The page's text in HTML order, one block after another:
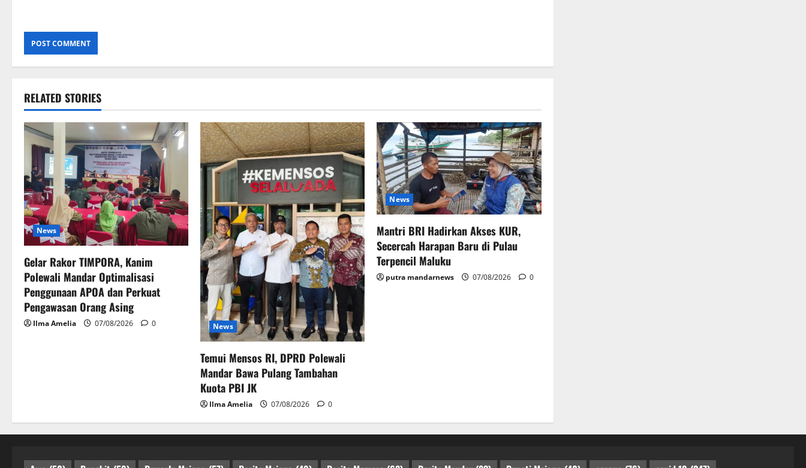
RELATED STORIES
News
Gelar Rakor TIMPORA, Kanim
Polewali Mandar Optimalisasi
Penggunaan APOA dan Perkuat
Pengawasan Orang Asing
Ilma Amelia 07/08/2026 0 News
Temui Mensos RI, DPRD Polewali
Mandar Bawa Pulang Tambahan
Kuota PBI JK
Ilma Amelia 07/08/2026 0
News
Mantri BRI Hadirkan Akses KUR,
Secercah Harapan Baru di Pulau
Terpencil Maluku
putra mandarnews 07/08/2026 0